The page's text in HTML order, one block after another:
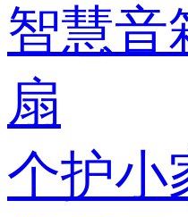
智慧音
扇
个护小